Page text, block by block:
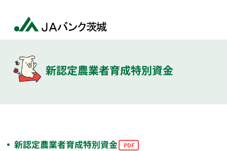
新認定農業者育成特別資金
新認定農業者育成特別資金